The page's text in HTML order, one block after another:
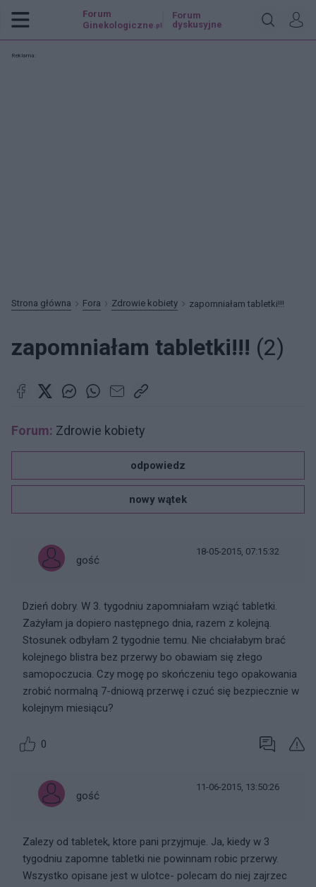
Forum
Ginekologiczne .pl
Forum
dyskusyjne
Reklama:
Strona główna Fora Zdrowie kobiety zapomniałam tabletki!!!
zapomniałam tabletki!!! (2)
Forum: Zdrowie kobiety
odpowiedz
nowy wątek
gość
18-05-2015, 07:15:32
Dzień dobry. W 3. tygodniu zapomniałam wziąć tabletki.
Zażyłam ja dopiero następnego dnia, razem z kolejną.
Stosunek odbyłam 2 tygodnie temu. Nie chciałabym brać
kolejnego blistra bez przerwy bo obawiam się złego
samopoczucia. Czy mogę po skończeniu tego opakowania
zrobić normalną 7-dniową przerwę i czuć się bezpiecznie w
kolejnym miesiącu?
0
gość
11-06-2015, 13:50:26
Zalezy od tabletek, ktore pani przyjmuje. Ja, kiedy w 3
tygodniu zapomne tabletki nie powinnam robic przerwy.
Wszystko opisane jest w ulotce- polecam do niej zajrzec